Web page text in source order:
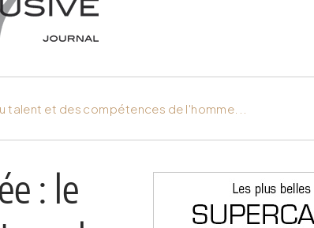
talent et des compétences de l'homme...
: le